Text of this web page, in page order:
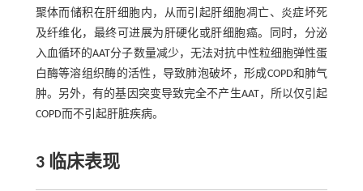
聚体而储积在肝细胞内，从而引起肝细胞凋亡、炎症坏死
及纤维化，最终可进展为肝硬化或肝细胞癌。同时，分泌
入血循环的AAT分子数量减少，无法对抗中性粒细胞弹性蛋
白酶等溶组织酶的活性，导致肺泡破坏，形成COPD和肺气
肿。另外，有的基因突变导致完全不产生AAT，所以仅引起
COPD而不引起肝脏疾病。
3 临床表现